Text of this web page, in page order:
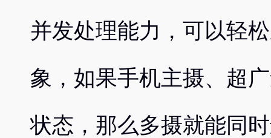
并发处理能力，可以轻
象，如果手机主摄、超
状态，那么多摄就能同